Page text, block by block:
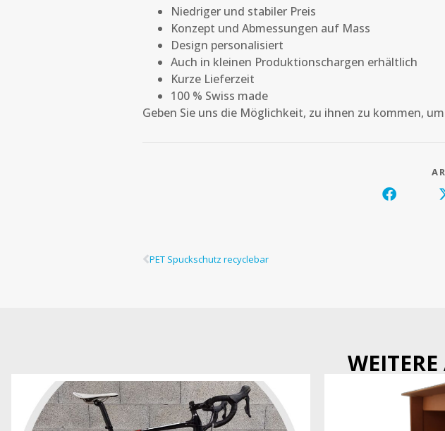
Niedriger und stabiler Preis
Konzept und Abmessungen auf Mass
Design personalisiert
Auch in kleinen Produktionschargen erhältlich
Kurze Lieferzeit
100 % Swiss made
Geben Sie uns die Möglichkeit, zu ihnen zu kommen,
PET Spuckschutz recyclebar